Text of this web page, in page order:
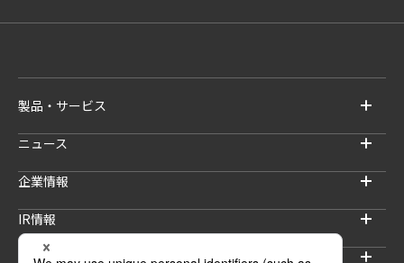
製品・サービス
ニュース
企業情報
IR情報
サステナビリティ